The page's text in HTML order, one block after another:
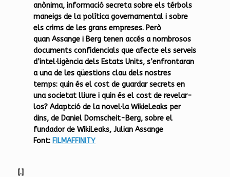
anònima, informació secreta sobre els térbols
maneigs de la política governamental i sobre
els crims de les grans empreses. Però
quan Assange i Berg tenen accés a nombrosos
documents confidencials que afecte els serveis
d’intel·ligència dels Estats Units, s’enfrontaran
a una de les qüestions clau dels nostres
temps: quin és el cost de guardar secrets en
una societat lliure i quin és el cost de revelar-
los? Adaptció de la novel·la WikieLeaks per
dins, de Daniel Domscheit-Berg, sobre el
fundador de WikiLeaks, Julian Assange
Font: FILMAFFINITY
[.]